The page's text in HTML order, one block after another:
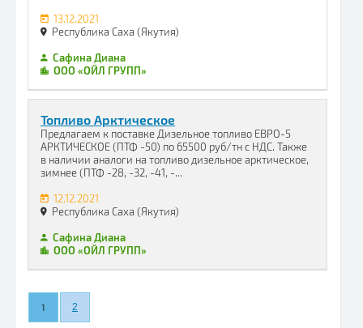
13.12.2021
Республика Саха (Якутия)
Сафина Диана
ООО «ОЙЛ ГРУПП»
Топливо Арктическое
Предлагаем к поставке Дизельное топливо ЕВРО-5
АРКТИЧЕСКОЕ (ПТФ -50) по 65500 руб/тн с НДС. Также
в наличии аналоги на топливо дизельное арктическое,
зимнее (ПТФ -28, -32, -41, -...
12.12.2021
Республика Саха (Якутия)
Сафина Диана
ООО «ОЙЛ ГРУПП»
1 2